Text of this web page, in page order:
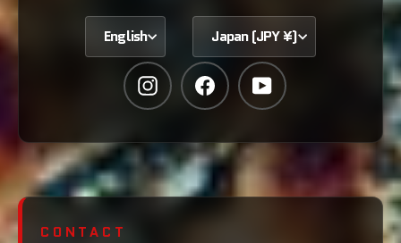
English Japan (JPY ¥)
Instagram Facebook YouTube
CONTACT